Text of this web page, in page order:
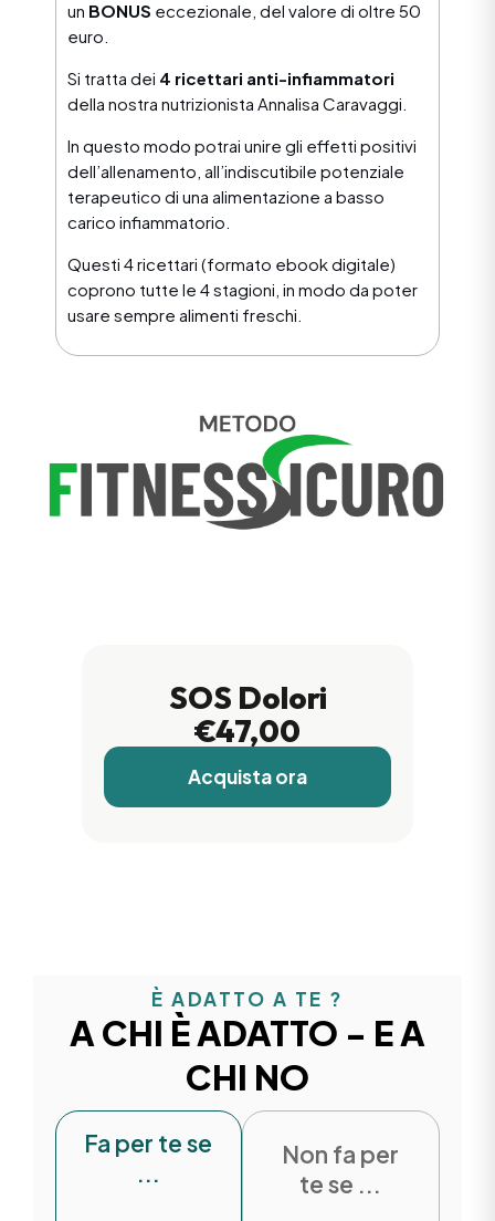
un BONUS eccezionale, del valore di oltre 50
euro.
Si tratta dei 4 ricettari anti-infiammatori
della nostra nutrizionista Annalisa Caravaggi.
In questo modo potrai unire gli effetti positivi
dell’allenamento, all’indiscutibile potenziale
terapeutico di una alimentazione a basso
carico infiammatorio.
Questi 4 ricettari (formato ebook digitale)
coprono tutte le 4 stagioni, in modo da poter
usare sempre alimenti freschi.
SOS Dolori
€47,00
Acquista ora
È ADATTO A TE ?
A CHI È ADATTO - E A
CHI NO
Fa per te se
...
Non fa per
te se ...